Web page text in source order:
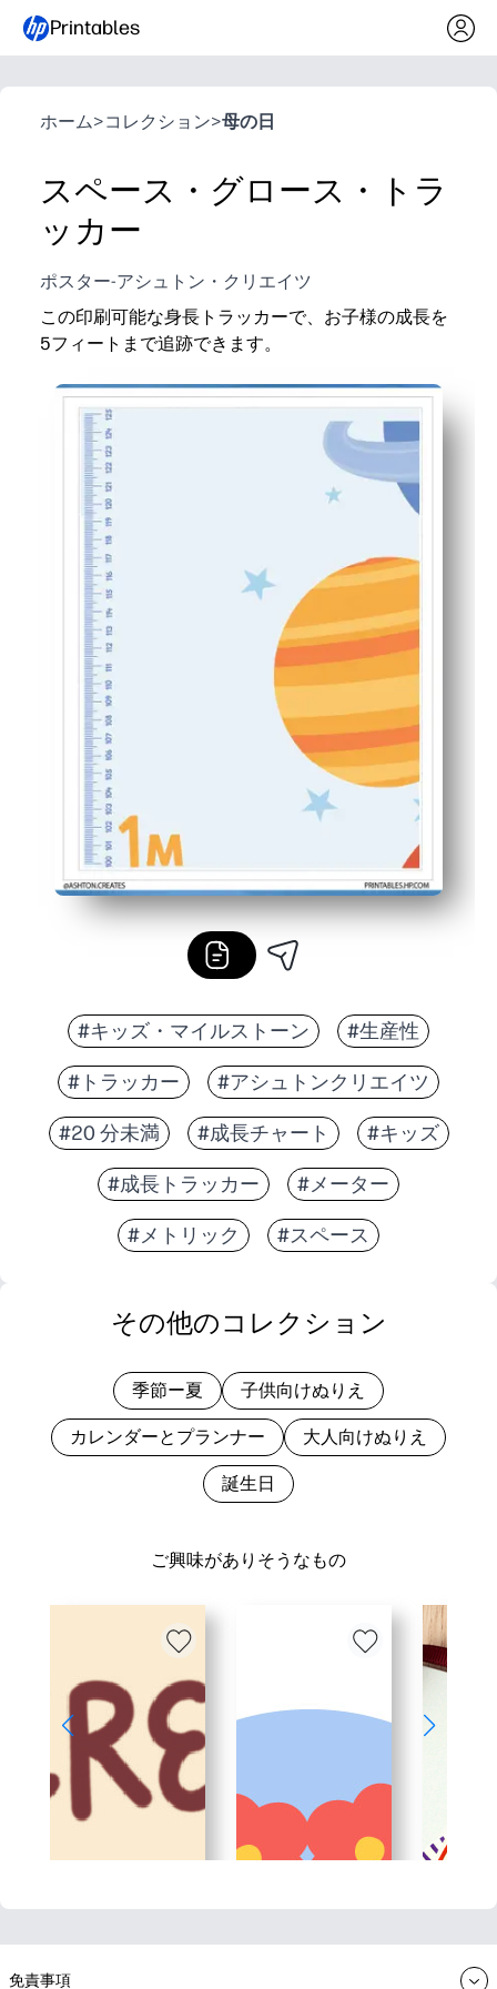
Printables
ホーム>コレクション>母の日
スペース・グロース・トラ
ッカー
ポスター-アシュトン・クリエイツ
この印刷可能な身長トラッカーで、お子様の成長を
5フィートまで追跡できます。
#キッズ・マイルストーン #生産性
#トラッカー #アシュトンクリエイツ
#20 分未満 #成長チャート #キッズ
#成長トラッカー #メーター
#メトリック #スペース
ご興味がありそうなもの
その他のコレクション
季節ー夏 子供向けぬりえ
カレンダーとプランナー 大人向けぬりえ
誕生日
免責事項